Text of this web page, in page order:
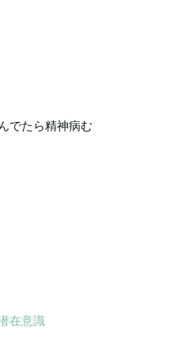
でたら精神病む
在意識